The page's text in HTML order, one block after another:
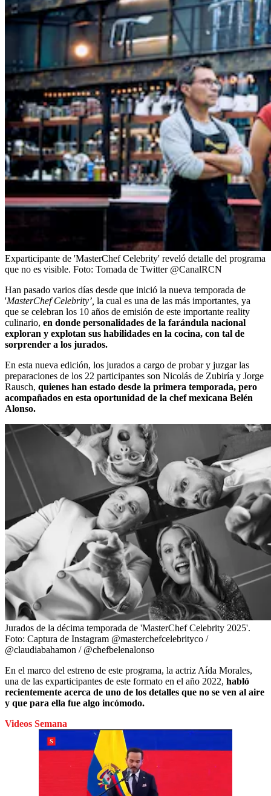
Exparticipante de 'MasterChef Celebrity' reveló detalle del programa
que no es visible. Foto: Tomada de Twitter @CanalRCN
Han pasado varios días desde que inició la nueva temporada de
'MasterChef Celebrity’, la cual es una de las más importantes, ya
que se celebran los 10 años de emisión de este importante reality
culinario, en donde personalidades de la farándula nacional
exploran y explotan sus habilidades en la cocina, con tal de
sorprender a los jurados.
En esta nueva edición, los jurados a cargo de probar y juzgar las
preparaciones de los 22 participantes son Nicolás de Zubiría y Jorge
Rausch, quienes han estado desde la primera temporada, pero
acompañados en esta oportunidad de la chef mexicana Belén
Alonso.
Jurados de la décima temporada de 'MasterChef Celebrity 2025'.
Foto: Captura de Instagram @masterchefcelebrityco /
@claudiabahamon / @chefbelenalonso
En el marco del estreno de este programa, la actriz Aída Morales,
una de las exparticipantes de este formato en el año 2022, habló
recientemente acerca de uno de los detalles que no se ven al aire
y que para ella fue algo incómodo.
Videos Semana